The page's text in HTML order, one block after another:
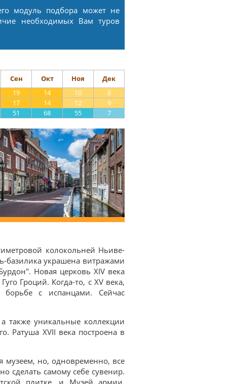
модуль подбора может не
необходимых Вам туров
Сен Окт Ноя
Дек
19 14 10
8
17 14 12
9
51 68 55 7
колокольней Ньиве-
базилика украшена витражами
Новая церковь XIV века
Гроций. Когда-то, с XV века,
с испанцами. Сейчас
а также уникальные коллекции
Ратуша XVII века построена в
музеем, но, одновременно, все
сделать самому себе сувенир.
плитке, и Музей армии,